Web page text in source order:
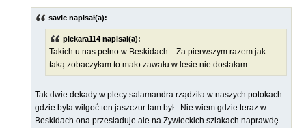
savic napisał(a):
piekara114 napisał(a):
Takich u nas pełno w Beskidach... Za pierwszym razem jak
taką zobaczyłam to mało zawału w lesie nie dostałam...
Tak dwie dekady w plecy salamandra rządziła w naszych potokach -
gdzie była wilgoć ten jaszczur tam był . Nie wiem gdzie teraz w
Beskidach ona przesiaduje ale na Żywieckich szlakach naprawdę